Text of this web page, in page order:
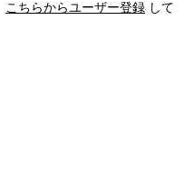
こちらからユーザー登録 して